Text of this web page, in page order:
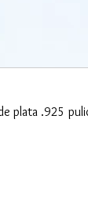
plata .925